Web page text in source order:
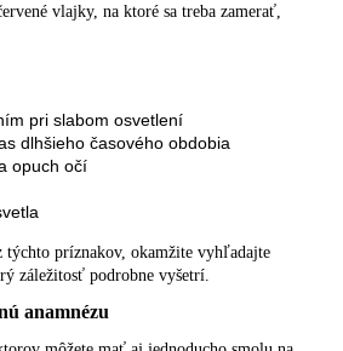
vlajky, na ktoré sa treba zamerať,
pri slabom osvetlení
dlhšieho časového obdobia
opuch očí
týchto príznakov, okamžite vyhľadajte
záležitosť podrobne vyšetrí.
anamnézu